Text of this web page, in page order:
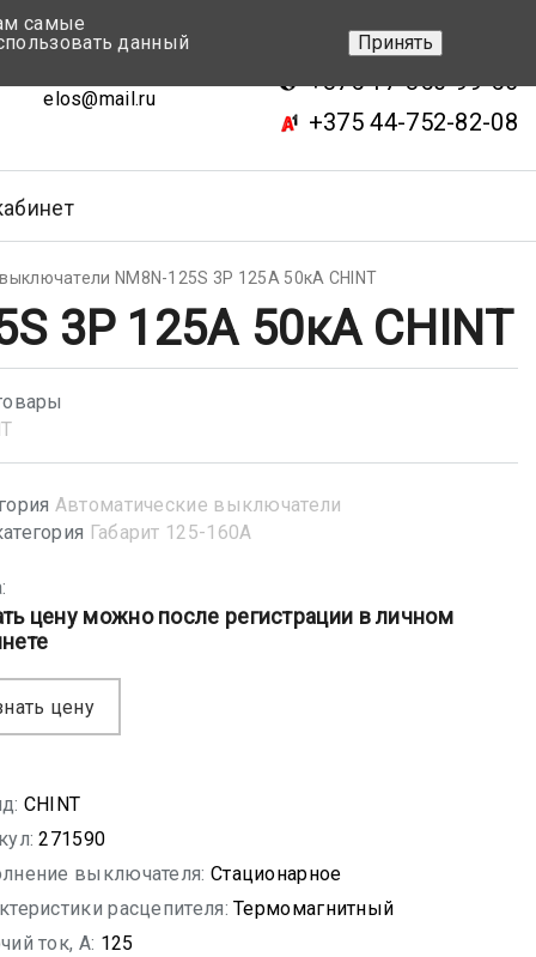
elos@mail.ru
+375 17-343-46-70
+375 17-350-99-56
+375 44-752-82-08
NM8N-125S 3Р 125А 50кА CHINT
3Р 125А 50кА CHINT
Автоматические выключатели
Габарит 125-160А
цену можно после регистрации в личном
цену
CHINT
271590
выключателя: Стационарное
расцепителя: Термомагнитный
ток, A: 125
самые
данный
Принять